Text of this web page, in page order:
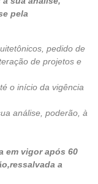
pela
pedido de
de projetos e
o início da vigência
análise, poderão, à
em vigor após 60
a